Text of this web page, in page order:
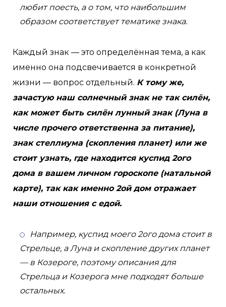
любит поесть, а о том, что наибольшим
образом соответствует тематике знака.
Каждый знак — это определённая тема, а как
именно она подсвечивается в конкретной
жизни — вопрос отдельный. К тому же,
зачастую наш солнечный знак не так силён,
как может быть силён лунный знак (Луна в
числе прочего ответственна за питание),
знак стеллиума (скопления планет) или же
стоит узнать, где находится куспид 2ого
дома в вашем личном гороскопе (натальной
карте), так как именно 2ой дом отражает
наши отношения с едой.
Например, куспид моего 2ого дома стоит в
Стрельце, а Луна и скопление других планет
— в Козероге, поэтому описания для
Стрельца и Козерога мне подходят больше
остальных.